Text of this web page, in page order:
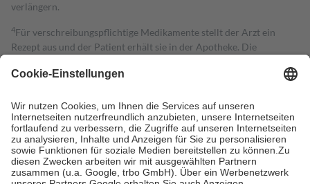
verlängern.
4Für verschreibungspflichtige Medikamente stellt der Arzt ein
Rezept aus und der Patient erhält sie in der Apotheke. Die
Kosten dafür, der Versicherte trägt einen Teil davon als Zuzahlung
Grundsätzlich leisten Mitglieder Zuzahlungen in Höhe von zehn
Prozent des Abgabepreises,mindestensjedochfünf Euround
höchstens zehn Euro.Es sind jedoch nie mehr als die tatsächlichen
Kosten der Leistung zu entrichten.
Diese Regeln gelten grundsätzlich auch für Online-Apotheken.
Bei Heilmitteln und häuslicher Krankenpflege beträgt die